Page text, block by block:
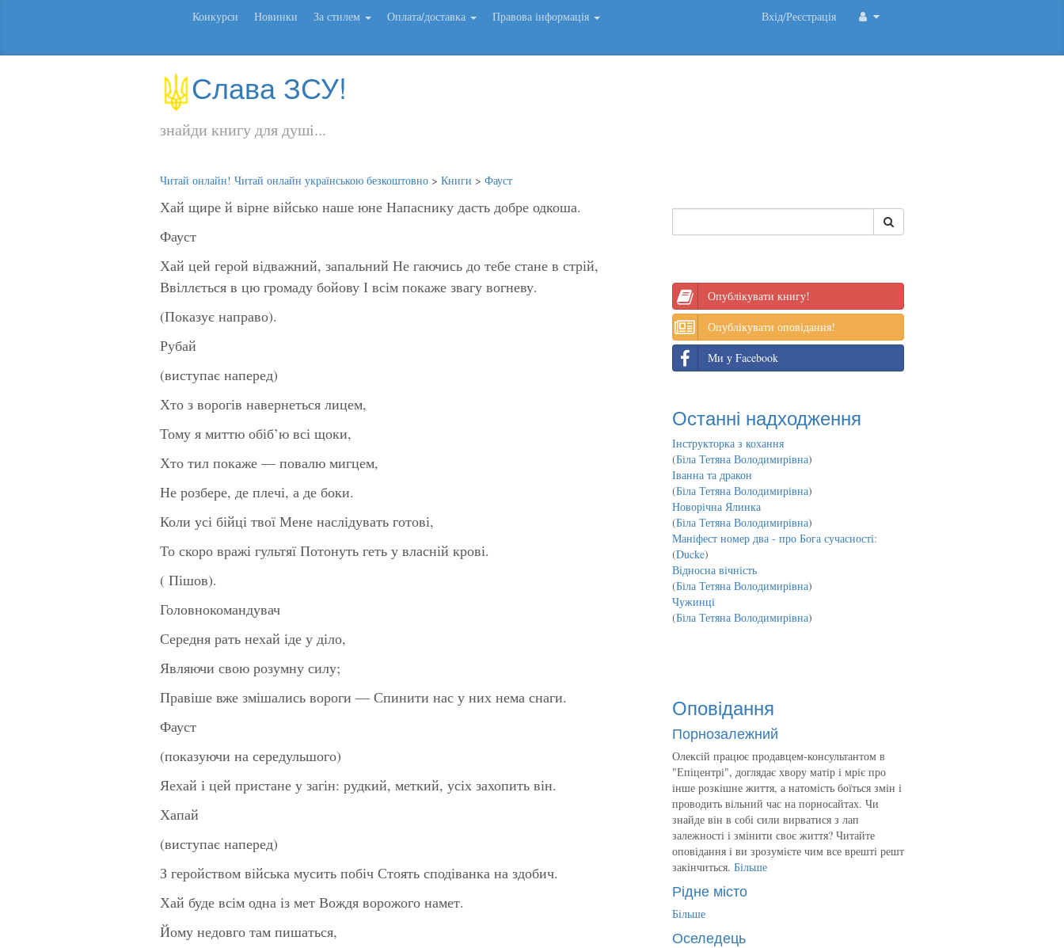
Конкурси Новинки За стилем Оплата/доставка Правова інформація Вхід/Реєстрація
Слава ЗСУ!
знайди книгу для душі...
Читай онлайн! Читай онлайн українською безкоштовно > Книги > Фауст
Хай щире й вірне військо наше юне Напаснику дасть добре одкоша.
Фауст
Хай цей герой відважний, запальний Не гаючись до тебе стане в стрій,
Ввіллється в цю громаду бойову І всім покаже звагу вогневу.
(Показує направо).
Рубай
(виступає наперед)
Хто з ворогів навернеться лицем,
Тому я миттю обіб’ю всі щоки,
Хто тил покаже — повалю мигцем,
Не розбере, де плечі, а де боки.
Коли усі бійці твої Мене наслідувать готові,
То скоро вражі гультяї Потонуть геть у власній крові.
( Пішов).
Головнокомандувач
Середня рать нехай іде у діло,
Являючи свою розумну силу;
Правіше вже змішались вороги — Спинити нас у них нема снаги.
Фауст
(показуючи на середульшого)
Яехай і цей пристане у загін: рудкий, меткий, усіх захопить він.
Хапай
(виступає наперед)
З геройством війська мусить побіч Стоять сподіванка на здобич.
Хай буде всім одна із мет Вождя ворожого намет.
Йому недовго там пишаться,
Опублікувати книгу!
Опублікувати оповідання!
Ми у Facebook
Останні надходження
Інструкторка з кохання
(Біла Тетяна Володимирівна)
Іванна та дракон
(Біла Тетяна Володимирівна)
Новорічна Ялинка
(Біла Тетяна Володимирівна)
Маніфест номер два - про Бога сучасності:
(Ducke)
Відносна вічність
(Біла Тетяна Володимирівна)
Чужинці
(Біла Тетяна Володимирівна)
Оповідання
Порнозалежний
Олексій працює продавцем-консультантом в
"Епіцентрі", доглядає хвору матір і мріє про
інше розкішне життя, а натомість боїться змін і
проводить вільний час на порносайтах. Чи
знайде він в собі сили вирватися з лап
залежності і змінити своє життя? Читайте
оповідання і ви зрозумієте чим все врешті решт
закінчиться. Більше
Рідне місто
Більше
Оселедець